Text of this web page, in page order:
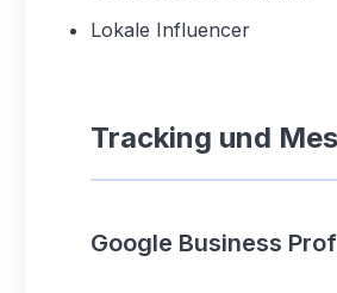
Lokale Influencer
Tracking und
Google Business